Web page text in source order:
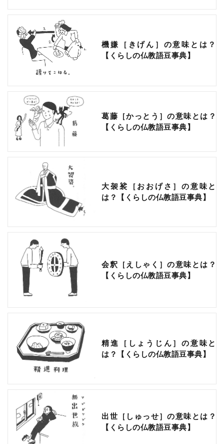
機嫌［きげん］の意味とは？
【くらしの仏教語豆事典】
葛藤［かっとう］の意味とは？
【くらしの仏教語豆事典】
大袈裟［おおげさ］の意味と
は？【くらしの仏教語豆事典】
会釈［えしゃく］の意味とは？
【くらしの仏教語豆事典】
精進［しょうじん］の意味と
は？【くらしの仏教語豆事典】
出世［しゅっせ］の意味とは？
【くらしの仏教語豆事典】